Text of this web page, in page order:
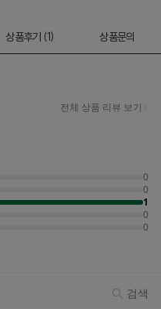
상품후기 (1) 상품문의